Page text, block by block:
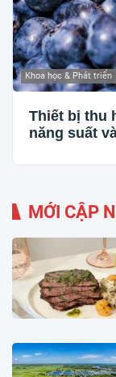
Khoa học & Phát triển
Thiết bị thu
năng suất
MỚI CẬP